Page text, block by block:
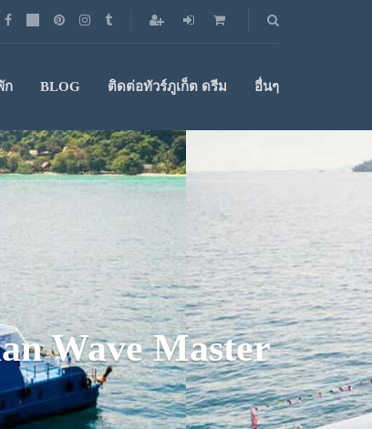
ก BLOG ติดต่อทัวร์ภูเก็ต ดรีม อื่นๆ
Wave Master